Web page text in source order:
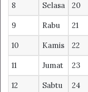
8 Selasa 20
9 Rabu 21
10 Kamis 22
11 Jumat 23
12 Sabtu 24